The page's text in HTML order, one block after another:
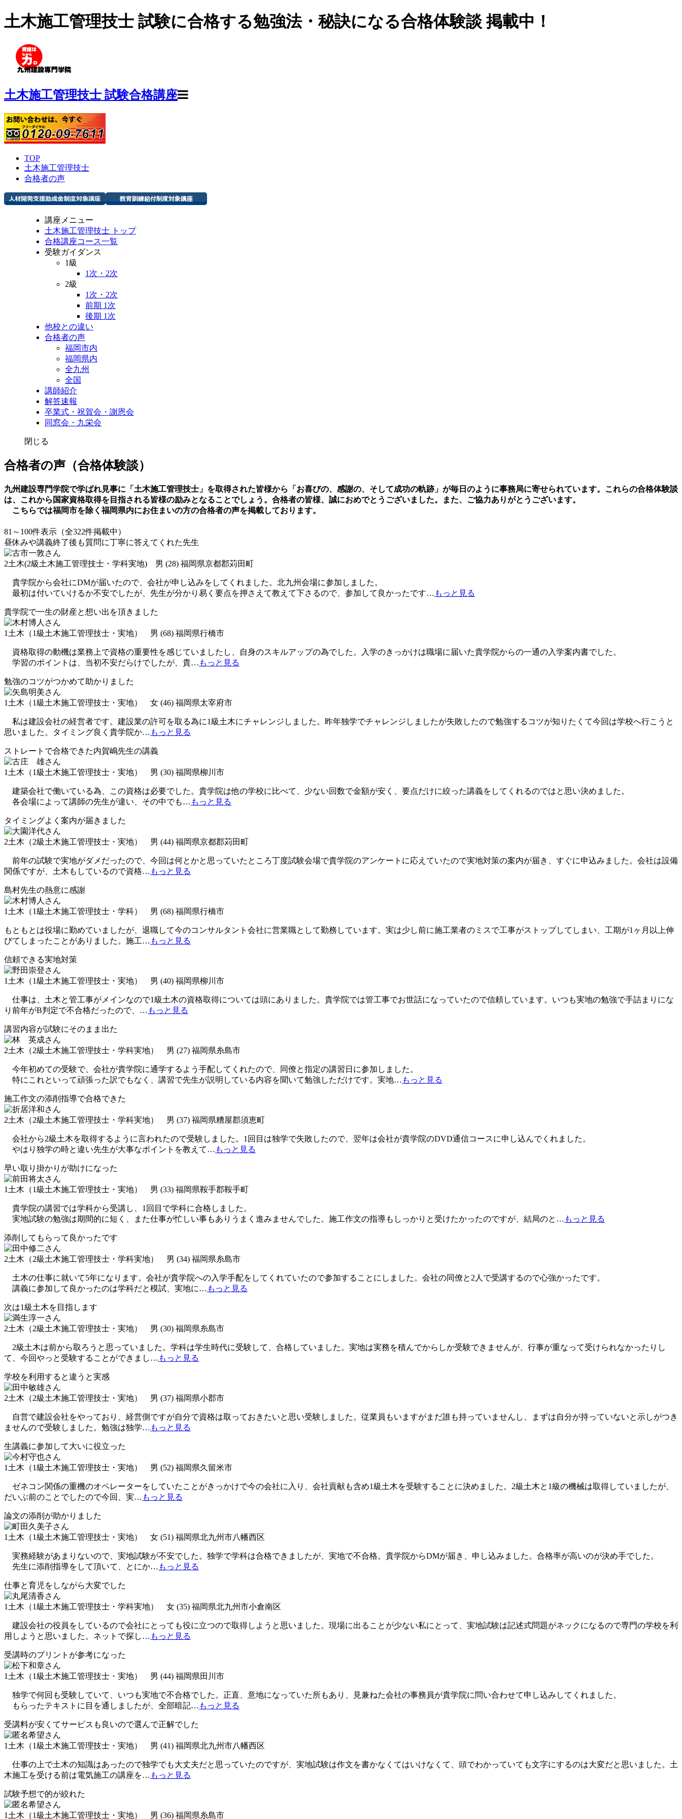
土木施工管理技士 試験に合格する勉強法・秘訣になる合格体験談 掲載中！
土木施工管理技士 試験合格講座
TOP
土木施工管理技士
合格者の声
講座メニュー
土木施工管理技士 トップ
合格講座コース一覧
受験ガイダンス
1級
1次・2次
2級
1次・2次
前期 1次
後期 1次
他校との違い
合格者の声
福岡市内
福岡県内
全九州
全国
講師紹介
解答速報
卒業式・祝賀会・謝恩会
同窓会・九栄会
閉じる
合格者の声（合格体験談）
九州建設専門学院で学ばれ見事に「土木施工管理技士」を取得された皆様から「お喜びの、感謝の、そして成功の軌跡」が毎日のように事務局に寄せられています。これらの合格体験談
は、これから国家資格取得を目指される皆様の励みとなることでしょう。合格者の皆様、誠におめでとうございました。また、ご協力ありがとうございます。
こちらでは福岡市を除く福岡県内にお住まいの方の合格者の声を掲載しております。
81～100件表示（全322件掲載中）
昼休みや講義終了後も質問に丁寧に答えてくれた先生
2土木(2級土木施工管理技士・学科実地) 男 (28) 福岡県京都郡苅田町
貴学院から会社にDMが届いたので、会社が申し込みをしてくれました。北九州会場に参加しました。
最初は付いていけるか不安でしたが、先生が分かり易く要点を押さえて教えて下さるので、参加して良かったです… もっと見る
貴学院で一生の財産と想い出を頂きました
1土木（1級土木施工管理技士・実地） 男 (68) 福岡県行橋市
資格取得の動機は業務上で資格の重要性を感じていましたし、自身のスキルアップの為でした。入学のきっかけは職場に届いた貴学院からの一通の入学案内書でした。
学習のポイントは、当初不安だらけでしたが、貴… もっと見る
勉強のコツがつかめて助かりました
1土木（1級土木施工管理技士・実地） 女 (46) 福岡県太宰府市
私は建設会社の経営者です。建設業の許可を取る為に1級土木にチャレンジしました。昨年独学でチャレンジしましたが失敗したので勉強するコツが知りたくて今回は学校へ行こうと
思いました。タイミング良く貴学院か… もっと見る
ストレートで合格できた内賀嶋先生の講義
1土木（1級土木施工管理技士・実地） 男 (30) 福岡県柳川市
建築会社で働いている為、この資格は必要でした。貴学院は他の学校に比べて、少ない回数で金額が安く、要点だけに絞った講義をしてくれるのではと思い決めました。
各会場によって講師の先生が違い、その中でも… もっと見る
タイミングよく案内が届きました
2土木（2級土木施工管理技士・実地） 男 (44) 福岡県京都郡苅田町
前年の試験で実地がダメだったので、今回は何とかと思っていたところ丁度試験会場で貴学院のアンケートに応えていたので実地対策の案内が届き、すぐに申込みました。会社は設備
関係ですが、土木もしているので資格… もっと見る
島村先生の熱意に感謝
1土木（1級土木施工管理技士・学科） 男 (68) 福岡県行橋市
もともとは役場に勤めていましたが、退職して今のコンサルタント会社に営業職として勤務しています。実は少し前に施工業者のミスで工事がストップしてしまい、工期が1ヶ月以上伸
びてしまったことがありました。施工… もっと見る
信頼できる実地対策
1土木（1級土木施工管理技士・実地） 男 (40) 福岡県柳川市
仕事は、土木と管工事がメインなので1級土木の資格取得については頭にありました。貴学院では管工事でお世話になっていたので信頼しています。いつも実地の勉強で手詰まりにな
り前年がB判定で不合格だったので、 … もっと見る
講習内容が試験にそのまま出た
2土木（2級土木施工管理技士・学科実地） 男 (27) 福岡県糸島市
今年初めての受験で、会社が貴学院に通学するよう手配してくれたので、同僚と指定の講習日に参加しました。
特にこれといって頑張った訳でもなく、講習で先生が説明している内容を聞いて勉強しただけです。実地… もっと見る
施工作文の添削指導で合格できた
2土木（2級土木施工管理技士・学科実地） 男 (37) 福岡県糟屋郡須恵町
会社から2級土木を取得するように言われたので受験しました。1回目は独学で失敗したので、翌年は会社が貴学院のDVD通信コースに申し込んでくれました。
やはり独学の時と違い先生が大事なポイントを教えて… もっと見る
早い取り掛かりが助けになった
1土木（1級土木施工管理技士・実地） 男 (33) 福岡県鞍手郡鞍手町
貴学院の講習では学科から受講し、1回目で学科に合格しました。
実地試験の勉強は期間的に短く、また仕事が忙しい事もありうまく進みませんでした。施工作文の指導もしっかりと受けたかったのですが、結局のと … もっと見る
添削してもらって良かったです
2土木（2級土木施工管理技士・学科実地） 男 (34) 福岡県糸島市
土木の仕事に就いて5年になります。会社が貴学院への入学手配をしてくれていたので参加することにしました。会社の同僚と2人で受講するので心強かったです。
講義に参加して良かったのは学科だと模試、実地に… もっと見る
次は1級土木を目指します
2土木（2級土木施工管理技士・実地） 男 (30) 福岡県糸島市
2級土木は前から取ろうと思っていました。学科は学生時代に受験して、合格していました。実地は実務を積んでからしか受験できませんが、行事が重なって受けられなかったりし
て、今回やっと受験することができまし… もっと見る
学校を利用すると違うと実感
2土木（2級土木施工管理技士・実地） 男 (37) 福岡県小郡市
自営で建設会社をやっており、経営側ですが自分で資格は取っておきたいと思い受験しました。従業員もいますがまだ誰も持っていませんし、まずは自分が持っていないと示しがつき
ませんので受験しました。勉強は独学… もっと見る
生講義に参加して大いに役立った
1土木（1級土木施工管理技士・実地） 男 (52) 福岡県久留米市
ゼネコン関係の重機のオペレーターをしていたことがきっかけで今の会社に入り、会社貢献も含め1級土木を受験することに決めました。2級土木と1級の機械は取得していましたが、
だいぶ前のことでしたので今回、実… もっと見る
論文の添削が助かりました
1土木（1級土木施工管理技士・実地） 女 (51) 福岡県北九州市八幡西区
実務経験があまりないので、実地試験が不安でした。独学で学科は合格できましたが、実地で不合格。貴学院からDMが届き、申し込みました。合格率が高いのが決め手でした。
先生に添削指導をして頂いて、とにか… もっと見る
仕事と育児をしながら大変でした
1土木（1級土木施工管理技士・学科実地） 女 (35) 福岡県北九州市小倉南区
建設会社の役員をしているので会社にとっても役に立つので取得しようと思いました。現場に出ることが少ない私にとって、実地試験は記述式問題がネックになるので専門の学校を利
用しようと思いました。ネットで探し… もっと見る
受講時のプリントが参考になった
1土木（1級土木施工管理技士・実地） 男 (44) 福岡県田川市
独学で何回も受験していて、いつも実地で不合格でした。正直、意地になっていた所もあり、見兼ねた会社の事務員が貴学院に問い合わせて申し込みしてくれました。
もらったテキストに目を通しましたが、全部暗記… もっと見る
受講料が安くてサービスも良いので選んで正解でした
1土木（1級土木施工管理技士・実地） 男 (41) 福岡県北九州市八幡西区
仕事の上で土木の知識はあったので独学でも大丈夫だと思っていたのですが、実地試験は作文を書かなくてはいけなくて、頭でわかっていても文字にするのは大変だと思いました。土
木施工を受ける前は電気施工の講座を… もっと見る
試験予想で的が絞れた
1土木（1級土木施工管理技士・実地） 男 (36) 福岡県糸島市